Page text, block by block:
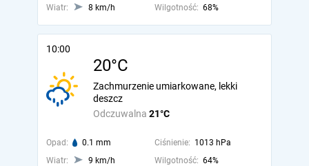
Wiatr:
8 km/h Wilgotność: 68%
10:00
20°C
Odczuwalna 21°C
Zachmurzenie umiarkowane, lekki
deszcz
Opad: 0.1 mm Ciśnienie: 1013 hPa
Wiatr:
9 km/h Wilgotność: 64%